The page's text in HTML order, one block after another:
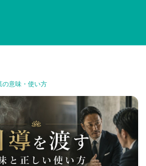
の意味・使い方
しい使い方｜現代ビジネスや日常で
の由来と具体例を徹底解説